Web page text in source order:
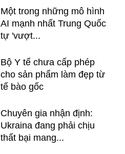
Một trong những mô hình
AI mạnh nhất Trung Quốc
tự 'vượt...
Bộ Y tế chưa cấp phép
cho sản phẩm làm đẹp từ
tế bào gốc
Chuyên gia nhận định:
Ukraina đang phải chịu
thất bại mang...